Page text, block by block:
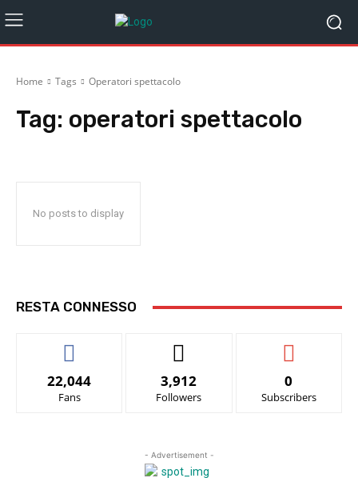
Home Tags Operatori spettacolo
Tag: operatori spettacolo
No posts to display
RESTA CONNESSO
22,044
Fans
3,912
Followers
0
Subscribers
- Advertisement -